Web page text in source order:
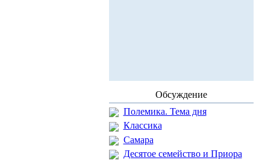
Обсуждение
Полемика. Тема дня
Классика
Самара
Десятое семейство и Приора